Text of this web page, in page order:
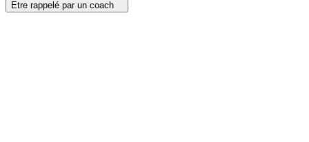
Etre rappelé par un coach